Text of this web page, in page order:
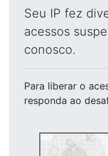
Seu IP fez
acessos
conosco.
Para liberar o
responda ao